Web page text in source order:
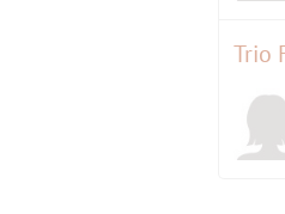
Trio